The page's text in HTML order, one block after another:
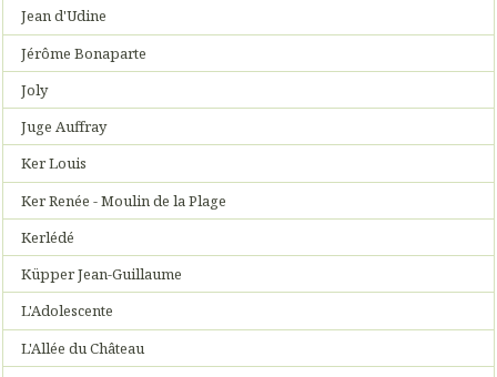
Jean d'Udine
Jérôme Bonaparte
Joly
Juge Auffray
Ker Louis
Ker Renée - Moulin de la Plage
Kerlédé
Küpper Jean-Guillaume
L'Adolescente
L'Allée du Château